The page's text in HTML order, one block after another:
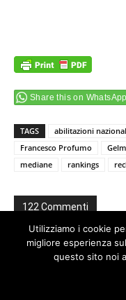
Share this on WhatsApp
TAGS abilitazioni
Francesco Profumo
mediane
rankings
122 Commenti
eugenio di
28 Settembre
Utilizziamo i cookie
migliore esperienza
questo sito noi